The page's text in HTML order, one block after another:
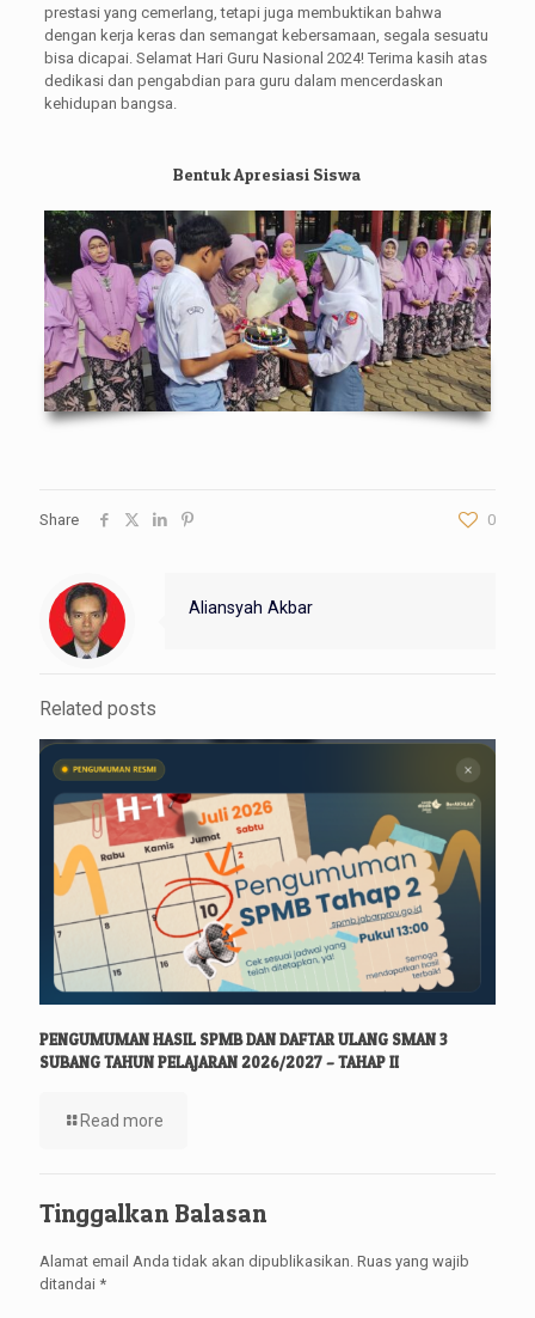
prestasi yang cemerlang, tetapi juga membuktikan bahwa
dengan kerja keras dan semangat kebersamaan, segala sesuatu
bisa dicapai. Selamat Hari Guru Nasional 2024! Terima kasih atas
dedikasi dan pengabdian para guru dalam mencerdaskan
kehidupan bangsa.
Bentuk Apresiasi Siswa
Share 0
Aliansyah Akbar
Related posts
PENGUMUMAN HASIL SPMB DAN DAFTAR ULANG SMAN 3
SUBANG TAHUN PELAJARAN 2026/2027 – TAHAP II
Read more
Tinggalkan Balasan
Alamat email Anda tidak akan dipublikasikan. Ruas yang wajib
ditandai *